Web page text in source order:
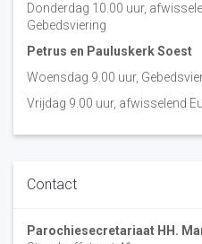
Donderdag 10.00 uur,
Gebedsviering
Petrus en Pauluskerk Soest
Woensdag 9.00 uur,
Vrijdag 9.00 uur, afwisselend
Contact
Parochiesecretariaat HH.